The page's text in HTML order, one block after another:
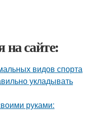
на сайте:
видов спорта
укладывать
руками: